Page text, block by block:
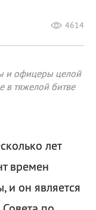
4614
и офицеры целой
в тяжелой битве
лет
времен
и он является